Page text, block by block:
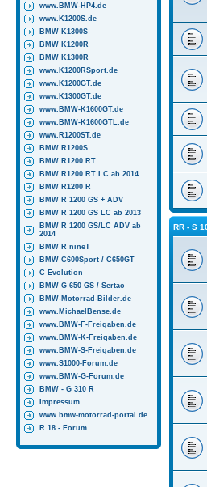
www.BMW-HP4.de
www.K1200S.de
BMW K1300S
BMW K1200R
BMW K1300R
www.K1200RSport.de
www.K1200GT.de
www.K1300GT.de
www.BMW-K1600GT.de
www.BMW-K1600GTL.de
www.R1200ST.de
BMW R1200S
BMW R1200 RT
BMW R1200 RT LC ab 2014
BMW R1200 R
BMW R 1200 GS + ADV
BMW R 1200 GS LC ab 2013
BMW R 1200 GS/LC ADV ab
2014
BMW R nineT
BMW C600Sport / C650GT
C Evolution
BMW G 650 GS / Sertao
BMW-Motorrad-Bilder.de
www.MichaelBense.de
www.BMW-F-Freigaben.de
www.BMW-K-Freigaben.de
www.BMW-S-Freigaben.de
www.S1000-Forum.de
www.BMW-G-Forum.de
BMW - G 310 R
Impressum
www.bmw-motorrad-portal.de
R 18 - Forum
RR - S